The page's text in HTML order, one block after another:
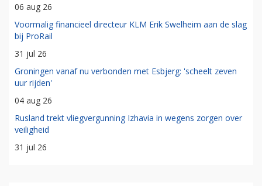
06 aug 26
Voormalig financieel directeur KLM Erik Swelheim aan de slag
bij ProRail
31 jul 26
Groningen vanaf nu verbonden met Esbjerg: 'scheelt zeven
uur rijden'
04 aug 26
Rusland trekt vliegvergunning Izhavia in wegens zorgen over
veiligheid
31 jul 26